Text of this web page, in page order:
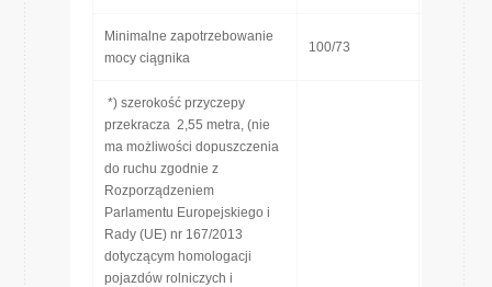
Minimalne zapotrzebowanie
mocy ciągnika
100/73 [KM/kW]
*) szerokość przyczepy
przekracza 2,55 metra, (nie
ma możliwości dopuszczenia
do ruchu zgodnie z
Rozporządzeniem
Parlamentu Europejskiego i
Rady (UE) nr 167/2013
dotyczącym homologacji
pojazdów rolniczych i